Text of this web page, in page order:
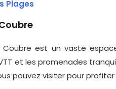
Plages
est un vaste
et les promenades
pouvez visiter pour